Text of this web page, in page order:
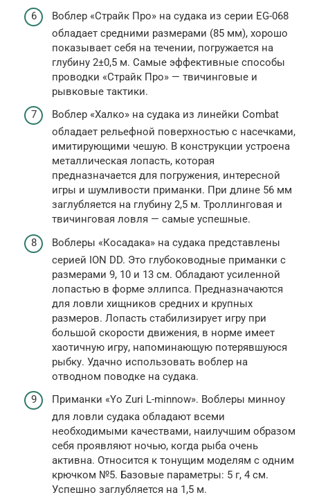
Воблер «Страйк Про» на судака из серии EG-068
обладает средними размерами (85 мм), хорошо
показывает себя на течении, погружается на
глубину 2±0,5 м. Самые эффективные способы
проводки «Страйк Про» — твичинговые и
рывковые тактики.
Воблер «Халко» на судака из линейки Combat
обладает рельефной поверхностью с насечками,
имитирующими чешую. В конструкции устроена
металлическая лопасть, которая
предназначается для погружения, интересной
игры и шумливости приманки. При длине 56 мм
заглубляется на глубину 2,5 м. Троллинговая и
твичинговая ловля — самые успешные.
Воблеры «Косадака» на судака представлены
серией ION DD. Это глубоководные приманки с
размерами 9, 10 и 13 см. Обладают усиленной
лопастью в форме эллипса. Предназначаются
для ловли хищников средних и крупных
размеров. Лопасть стабилизирует игру при
большой скорости движения, в норме имеет
хаотичную игру, напоминающую потерявшуюся
рыбку. Удачно использовать воблер на
отводном поводке на судака.
Приманки «Yo Zuri L-minnow». Воблеры минноу
для ловли судака обладают всеми
необходимыми качествами, наилучшим образом
себя проявляют ночью, когда рыба очень
активна. Относится к тонущим моделям с одним
крючком №5. Базовые параметры: 5 г, 4 см.
Успешно заглубляется на 1,5 м.